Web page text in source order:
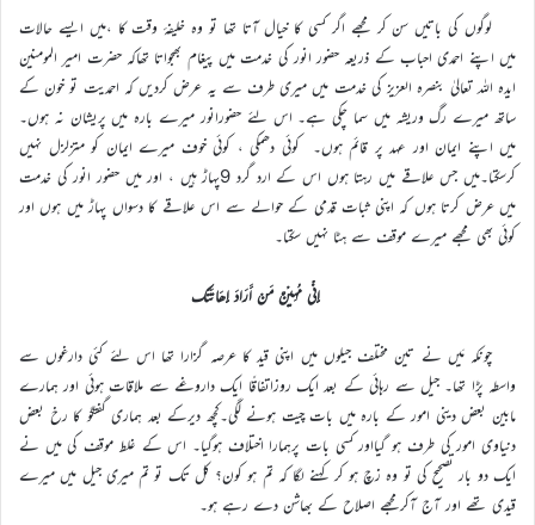
لوگوں کی باتیں سن کر مجھے اگر کسی کا خیال آتا تھا تو وہ خلیفۂ وقت کا ،میں ایسے حالات
میں اپنے احمدی احباب کے ذریعہ حضور انور کی خدمت میں پیغام بھجواتا تھاکہ حضرت امیر المومنین
ایدہ اللہ تعالیٰ بنصرہ العزیز کی خدمت میں میری طرف سے یہ عرض کردیں کہ احمدیت تو خون کے
ساتھ میرے رگ وریشہ میں سما چکی ہے۔ اس لئے حضورانور میرے بارہ میں پریشان نہ ہوں۔
میں اپنے ایمان اور عہد پر قائم ہوں۔ کوئی دھمکی ، کوئی خوف میرے ایمان کو متزلزل نہیں
کرسکتا۔میں جس علاقے میں رہتا ہوں اس کے ارد گرد 9پہاڑ ہیں ، اور میں حضور انور کی خدمت
میں عرض کرتا ہوں کہ اپنی ثبات قدمی کے حوالے سے اس علاقے کا دسواں پہاڑ میں ہوں اور
کوئی بھی مجھے میرے موقف سے ہٹا نہیں سکتا۔
إِنّی مُہِیْنٌ مَنْ أَرَادَ إِھَانَتَک
چونکہ مَیں نے تین مختلف جیلوں میں اپنی قید کا عرصہ گزارا تھا اس لئے کئی دارغوں سے
واسطہ پڑا تھا۔ جیل سے رہائی کے بعد ایک روزاتفاقًا ایک داروغے سے ملاقات ہوئی اور ہمارے
مابین بعض دینی امور کے بارہ میں بات چیت ہونے لگی۔کچھ دیرکے بعد ہماری گفتگو کا رخ بعض
دنیاوی امور کی طرف ہو گیااور کسی بات پرہمارا اختلاف ہوگیا۔ اس کے غلط موقف کی میں نے
ایک دو بار تصحیح کی تو وہ زچ ہو کر کہنے لگا کہ تم ہو کون؟ کل تک تو تم میری جیل میں میرے
قیدی تھے اور آج آکرمجھے اصلاح کے بھاشن دے رہے ہو۔